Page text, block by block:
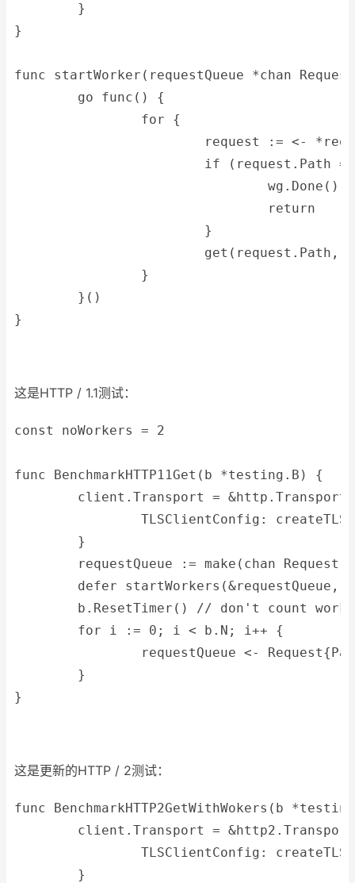
	}
}
func startWorker(requestQueue *chan
	go func() {
		for {
request := <-
if (request.Path
				wg.Done()
				return
			}
get(request.Path,
		}
	}()
}
这是HTTP / 1.1测试：
const noWorkers = 2
func BenchmarkHTTP11Get(b *testing.B) {
	client.Transport = &http.Transport{
TLSClientConfig:
	}
	requestQueue := make(chan Request)
defer startWorkers(&requestQueue,
b.ResetTimer() // don't count
	for i := 0; i < b.N; i++ {
requestQueue <-
	}
}
这是更新的HTTP / 2测试：
func BenchmarkHTTP2GetWithWokers(b
client.Transport =
TLSClientConfig:
	}